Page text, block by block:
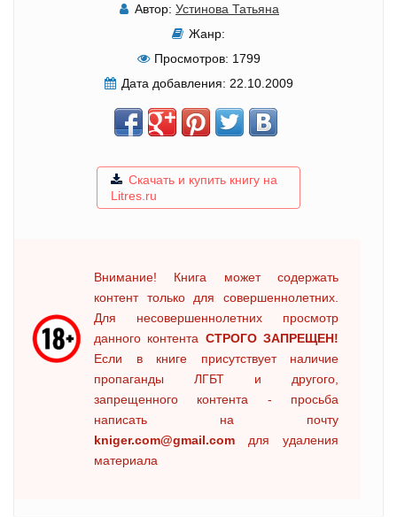
Автор: Устинова Татьяна
Жанр:
Просмотров: 1799
Дата добавления: 22.10.2009
Скачать и купить книгу на
Litres.ru
Внимание! Книга может содержать
контент только для совершеннолетних.
Для несовершеннолетних просмотр
данного контента СТРОГО ЗАПРЕЩЕН!
Если в книге присутствует наличие
пропаганды ЛГБТ и другого,
запрещенного контента - просьба
написать на почту
kniger.com@gmail.com для удаления
материала